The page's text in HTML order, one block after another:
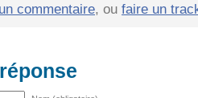
commentaire, ou faire un